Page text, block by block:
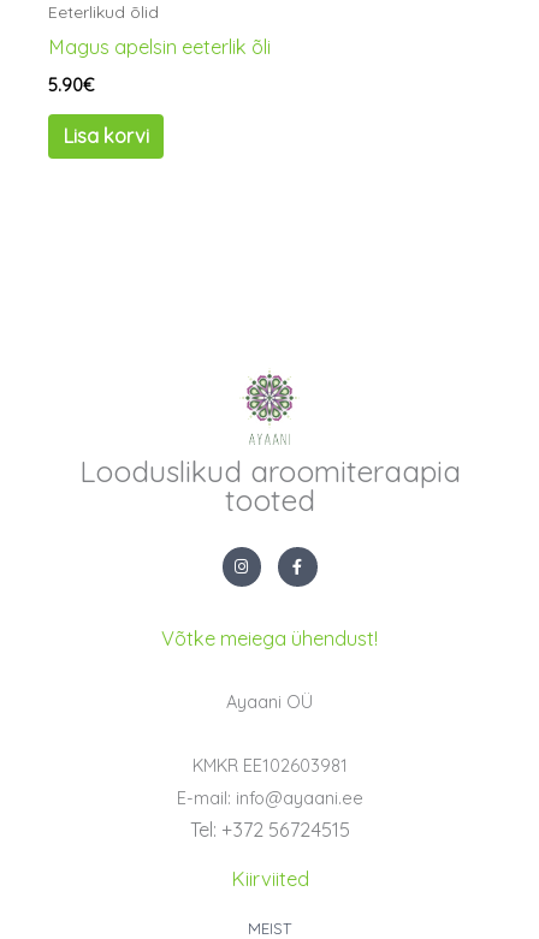
Eeterlikud õlid
Magus apelsin eeterlik õli
5.90€
Lisa korvi
Looduslikud aroomiteraapia
tooted
I
n
s
g
r
F
a
c
o
o
f
Võtke meiega ühendust!
Ayaani OÜ
KMKR EE102603981
E-mail: info@ayaani.ee
Tel: +372 56724515
Kiirviited
MEIST